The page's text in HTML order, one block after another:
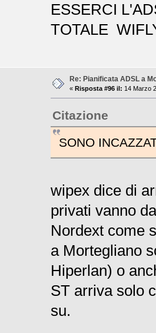
ESSERCI
TOTALE
Re: Pianificata ADSL a
« Risposta #96 il: 14 Marzo
Citazione
SONO
wipex dice di
privati vanno
Nordext come
a Mortegliano
Hiperlan) o
ST arriva solo
su.